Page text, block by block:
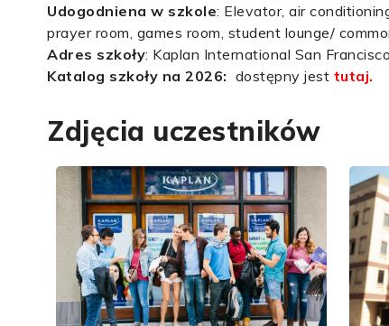
Udogodniena w szkole: Elevator, air
prayer room, games room, student lounge/
Adres szkoły: Kaplan International San
Katalog szkoły na 2026: dostępny jest tutaj.
Zdjęcia uczestników